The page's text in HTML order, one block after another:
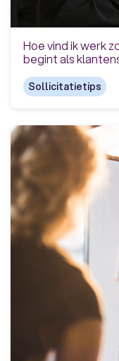
Hoe vind ik werk
begint als
Sollicitatietips